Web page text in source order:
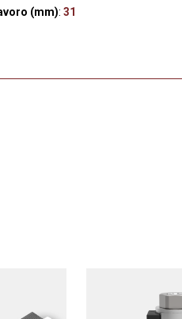
(mm): 31